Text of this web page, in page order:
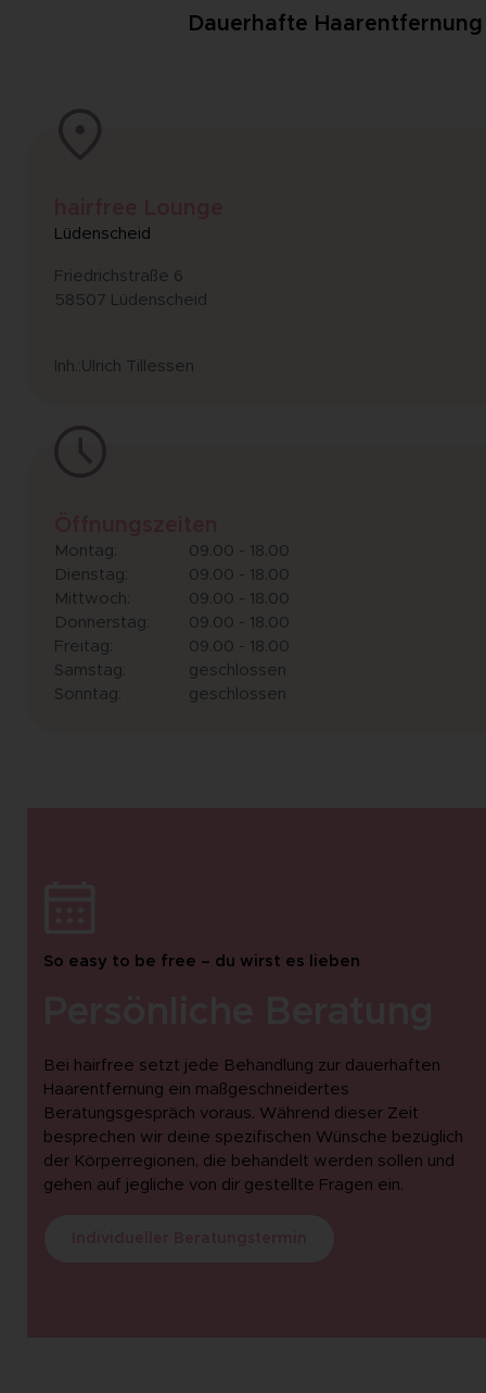
Dauerhafte
Lüdenscheid
Friedrichstraße 6
58507 Lüdenscheid
Inh.:Ulrich Tillessen
Montag:
09.00 - 18.00
Dienstag:
09.00 - 18.00
Mittwoch:
09.00 - 18.00
Donnerstag:
09.00 - 18.00
Freitag:
09.00 - 18.00
Samstag:
geschlossen
Sonntag:
geschlossen
So easy to be free – du wirst es lieben
Bei hairfree setzt jede Behandlung zur dauerhaften
Haarentfernung ein maßgeschneidertes
Beratungsgespräch voraus. Während dieser Zeit
besprechen wir deine spezifischen Wünsche bezüglich
der Körperregionen, die behandelt werden sollen und
gehen auf jegliche von dir gestellte Fragen ein.